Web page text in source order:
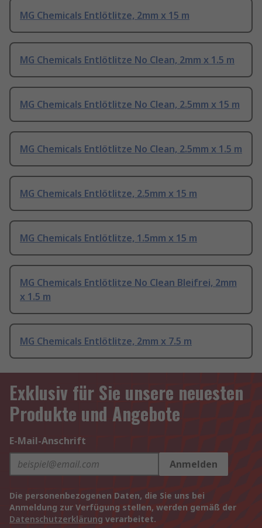
MG Chemicals Entlötlitze, 2mm x 15 m
MG Chemicals Entlötlitze No Clean, 2mm x 1.5 m
MG Chemicals Entlötlitze No Clean, 2.5mm x 15 m
MG Chemicals Entlötlitze No Clean, 2.5mm x 1.5 m
MG Chemicals Entlötlitze, 2.5mm x 15 m
MG Chemicals Entlötlitze, 1.5mm x 15 m
MG Chemicals Entlötlitze No Clean Bleifrei, 2mm
x 1.5 m
MG Chemicals Entlötlitze, 2mm x 7.5 m
Exklusiv für Sie unsere neuesten
Produkte und Angebote
E-Mail-Anschrift
Anmelden
Die personenbezogenen Daten, die Sie uns bei
Anmeldung zur Verfügung stellen, werden gemäß der
Datenschutzerklärung verarbeitet.